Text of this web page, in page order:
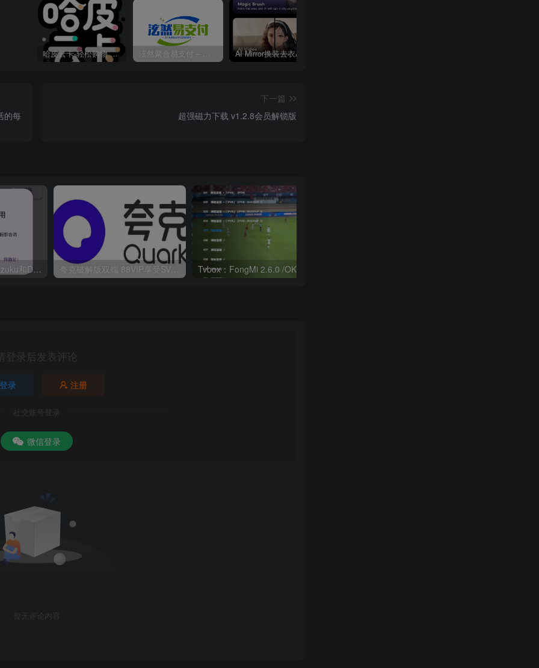
哈皮云卡-轻松购物 即买即发 泫然聚合易支付 – 行业领先的免签约支付平台
的每
下一篇
超强磁力下载 v1.2.8会员解锁版
华为鸿蒙系统激活Shizuku和Dhizuku 夸克破解版双端 88VIP享受SVIP权限
登录后发表评论
登录 注册
社交账号登录
微信登录
暂无评论内容